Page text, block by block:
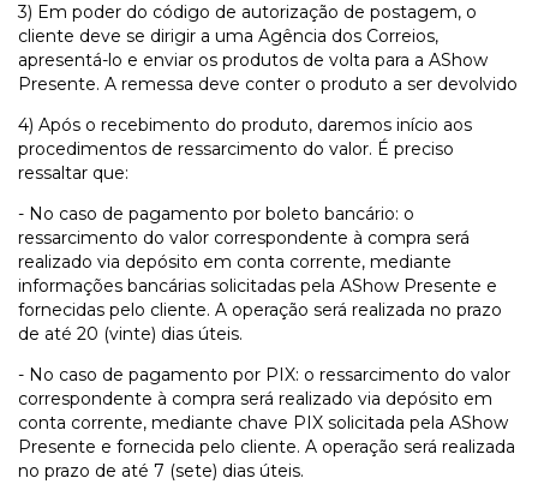
3) Em poder do código de autorização de postagem, o
cliente deve se dirigir a uma Agência dos Correios,
apresentá-lo e enviar os produtos de volta para a AShow
Presente. A remessa deve conter o produto a ser devolvido
4) Após o recebimento do produto, daremos início aos
procedimentos de ressarcimento do valor. É preciso
ressaltar que:
- No caso de pagamento por boleto bancário: o
ressarcimento do valor correspondente à compra será
realizado via depósito em conta corrente, mediante
informações bancárias solicitadas pela AShow Presente e
fornecidas pelo cliente. A operação será realizada no prazo
de até 20 (vinte) dias úteis.
- No caso de pagamento por PIX: o ressarcimento do valor
correspondente à compra será realizado via depósito em
conta corrente, mediante chave PIX solicitada pela AShow
Presente e fornecida pelo cliente. A operação será realizada
no prazo de até 7 (sete) dias úteis.